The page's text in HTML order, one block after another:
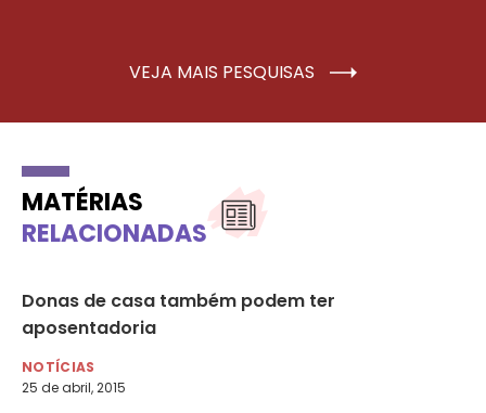
VEJA MAIS PESQUISAS
MATÉRIAS
RELACIONADAS
Donas de casa também podem ter
aposentadoria
NOTÍCIAS
25 de abril, 2015